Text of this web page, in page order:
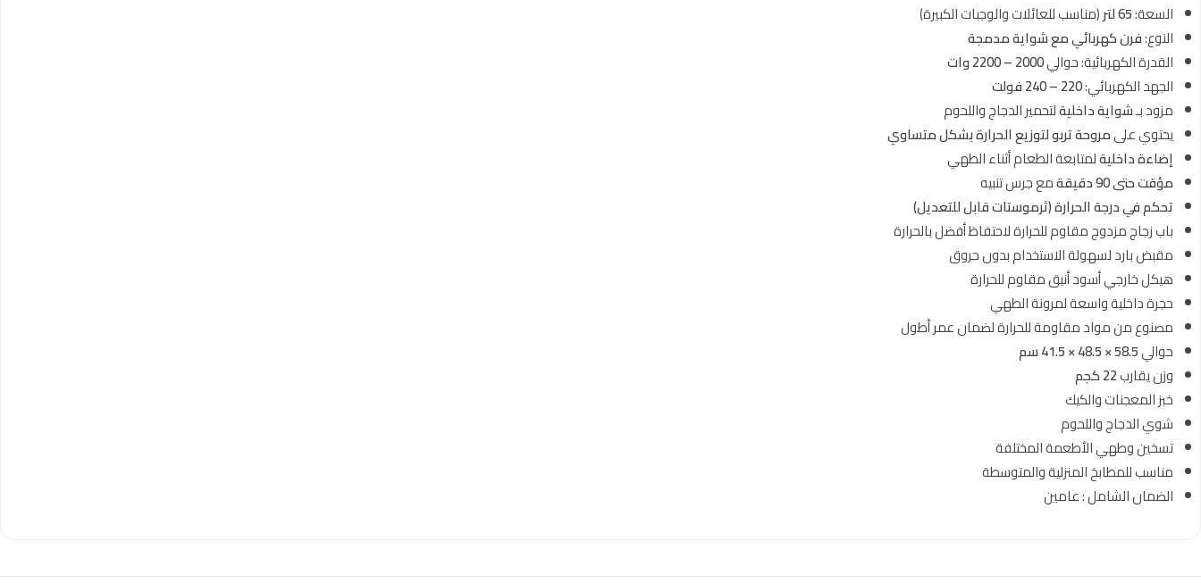
السعة:65 لتر (مناسب للعائلات والوجبات الكبيرة)
النوع:فرن كهربائي مع شواية مدمجة
القدرة الكهربائية: حوالي2000 – 2200 وات
الجهد الكهربائي:220 – 240 فولت
مزود بـشواية داخليةلتحمير الدجاج واللحوم
يحتوي علىمروحة تربو لتوزيع الحرارة بشكل متساوي
إضاءة داخليةلمتابعة الطعام أثناء الطهي
مؤقت حتى 90 دقيقة
مع جرس تنبيه
تحكم في درجة الحرارة (ثرموستات قابل للتعديل)
باب زجاج مزدوج مقاوم للحرارة لاحتفاظ أفضل بالحرارة
مقبض بارد لسهولة الاستخدام بدون حروق
هيكل خارجي أسود أنيق مقاوم للحرارة
حجرة داخلية واسعة لمرونة الطهي
مصنوع من مواد مقاومة للحرارة لضمان عمر أطول
حوالي58.5 × 48.5 × 41.5 سم
وزن يقارب22 كجم
خبز المعجنات والكيك
شوي الدجاج واللحوم
تسخين وطهي الأطعمة المختلفة
مناسب للمطابخ المنزلية والمتوسطة
الضمان الشامل : عامين